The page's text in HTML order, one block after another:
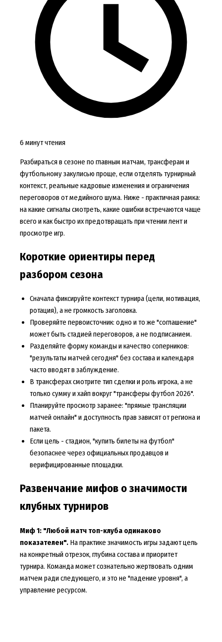
6 минут чтения
Разбираться в сезоне по главным матчам, трансферам и
футбольному закулисью проще, если отделять турнирный
контекст, реальные кадровые изменения и ограничения
переговоров от медийного шума. Ниже - практичная рамка:
на какие сигналы смотреть, какие ошибки встречаются чаще
всего и как быстро их предотвращать при чтении лент и
просмотре игр.
Короткие ориентиры перед
разбором сезона
Сначала фиксируйте контекст турнира (цели, мотивация,
ротация), а не громкость заголовка.
Проверяйте первоисточник: одно и то же "соглашение"
может быть стадией переговоров, а не подписанием.
Разделяйте форму команды и качество соперников:
"результаты матчей сегодня" без состава и календаря
часто вводят в заблуждение.
В трансферах смотрите тип сделки и роль игрока, а не
только сумму и хайп вокруг "трансферы футбол 2026".
Планируйте просмотр заранее: "прямые трансляции
матчей онлайн" и доступность прав зависят от региона и
пакета.
Если цель - стадион, "купить билеты на футбол"
безопаснее через официальных продавцов и
верифицированные площадки.
Развенчание мифов о значимости
клубных турниров
Миф 1: "Любой матч топ-клуба одинаково
показателен".На практике значимость игры задают цель
на конкретный отрезок, глубина состава и приоритет
турнира. Команда может сознательно жертвовать одним
матчем ради следующего, и это не "падение уровня", а
управление ресурсом.